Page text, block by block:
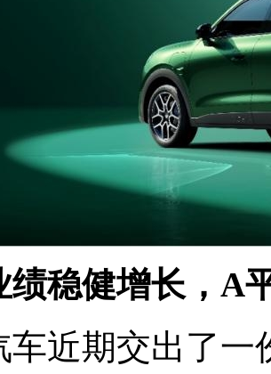
绩稳健增长，A
车近期交出了一